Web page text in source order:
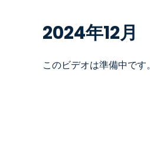
2024年12月
このビデオは準備中です。